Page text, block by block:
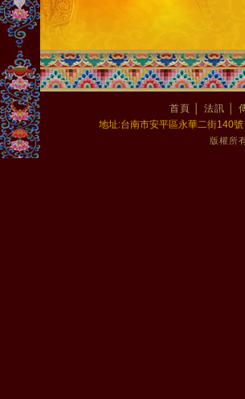
首頁 法訊
地址:台南市安平區永華二街140
版權所